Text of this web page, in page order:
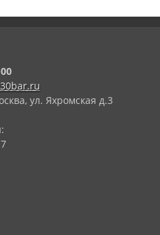
ул. Яхромская д.3